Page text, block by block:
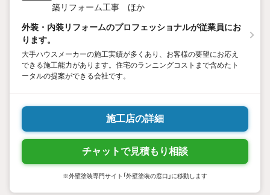
築リフォーム工事 ほか
外装・内装リフォームのプロフェッショナルが従業員にお
ります。
大手ハウスメーカーの施工実績が多くあり、お客様の要望にお応え
できる施工能力があります。住宅のランニングコストまで含めたト
ータルの提案ができる会社です。
施工店の詳細
チャットで見積もり相談
※外壁塗装専門サイト「外壁塗装の窓口」に移動します